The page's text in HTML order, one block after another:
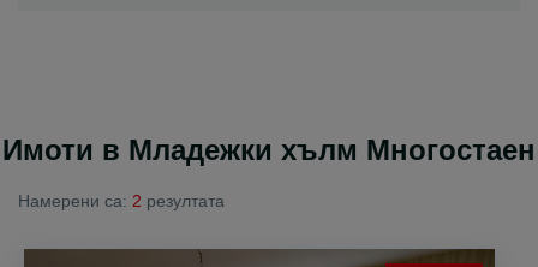
Имоти в Младежки хълм Многостаен
Намерени са: 2 резултата